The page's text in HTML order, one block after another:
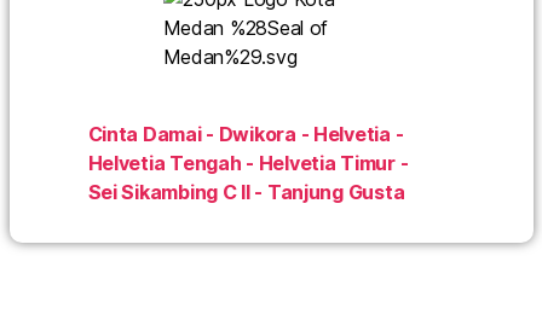
Cinta Damai - Dwikora - Helvetia -
Helvetia Tengah - Helvetia Timur -
Sei Sikambing C II - Tanjung Gusta